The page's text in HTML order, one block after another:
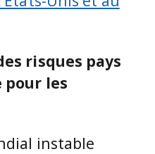
risques pays
les
instable